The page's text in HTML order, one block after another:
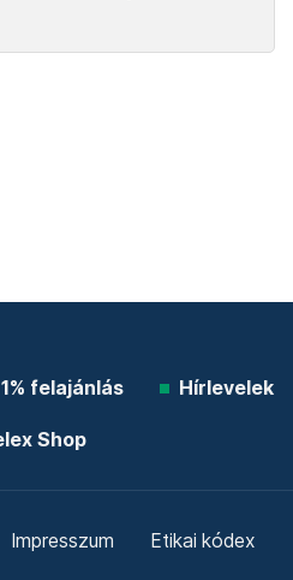
felajánlás Hírlevelek
Shop
Impresszum Etikai kódex